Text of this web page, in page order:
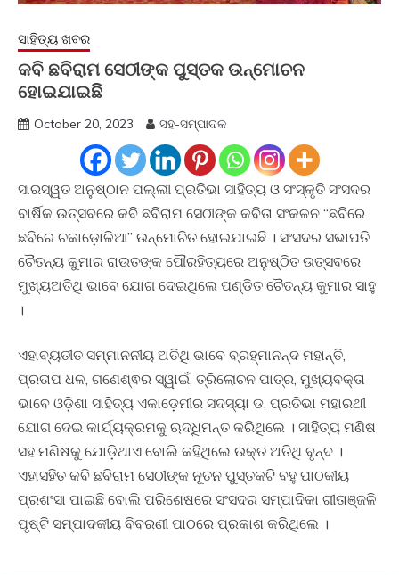
ସାହିତ୍ୟ ଖବର
କବି ଛବିରାମ ସେଠୀଙ୍କ ପୁସ୍ତକ ଉନ୍ମୋଚନ
ହୋଇଯାଇଛି
October 20, 2023 ସହ-ସମ୍ପାଦକ
ସାରସ୍ୱତ ଅନୁଷ୍ଠାନ ପଲ୍ଲୀ ପ୍ରତିଭା ସାହିତ୍ୟ ଓ ସଂସ୍କୃତି ସଂସଦର
ବାର୍ଷିକ ଉତ୍ସବରେ କବି ଛବିରାମ ସେଠୀଙ୍କ କବିତା ସଂକଳନ “ଛବିରେ
ଛବିରେ ଚକାଡ଼ୋଳିଆ” ଉନ୍ମୋଚିତ ହୋଇଯାଇଛି । ସଂସଦର ସଭାପତି
ଚୈତନ୍ୟ କୁମାର ରାଉତଙ୍କ ପୌରହିତ୍ୟରେ ଅନୁଷ୍ଠିତ ଉତ୍ସବରେ
ମୁଖ୍ୟଅତିଥି ଭାବେ ଯୋଗ ଦେଇଥିଲେ ପଣ୍ଡିତ ଚୈତନ୍ୟ କୁମାର ସାହୁ
।
ଏହାବ୍ୟତୀତ ସମ୍ମାନନୀୟ ଅତିଥି ଭାବେ ବ୍ରହ୍ମାନନ୍ଦ ମହାନ୍ତି,
ପ୍ରତାପ ଧଳ, ଗଣେଶ୍ଵର ସ୍ୱାଇଁ, ତ୍ରିଲୋଚନ ପାତ୍ର, ମୁଖ୍ୟବକ୍ତା
ଭାବେ ଓଡ଼ିଶା ସାହିତ୍ୟ ଏକାଡ଼େମୀର ସଦସ୍ୟା ଡ. ପ୍ରତିଭା ମହାରଥୀ
ଯୋଗ ଦେଇ କାର୍ଯ୍ୟକ୍ରମକୁ ଋଦ୍ଧିମନ୍ତ କରିଥିଲେ । ସାହିତ୍ୟ ମଣିଷ
ସହ ମଣିଷକୁ ଯୋଡ଼ିଥାଏ ବୋଲି କହିଥିଲେ ଉକ୍ତ ଅତିଥି ବୃନ୍ଦ ।
ଏହାସହିତ କବି ଛବିରାମ ସେଠୀଙ୍କ ନୂତନ ପୁସ୍ତକଟି ବହୁ ପାଠକୀୟ
ପ୍ରଶଂସା ପାଇଛି ବୋଲି ପରିଶେଷରେ ସଂସଦର ସମ୍ପାଦିକା ଗୀତାଞ୍ଜଳି
ପୃଷ୍ଟି ସମ୍ପାଦକୀୟ ବିବରଣୀ ପାଠରେ ପ୍ରକାଶ କରିଥିଲେ ।